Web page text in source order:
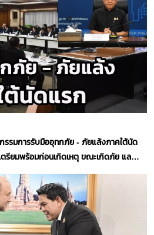
รมการรับมืออุทกภัย - ภัยแล้งภาคใต้นัด
รียมพร้อมก่อนเกิดเหตุ ขณะเกิดภัย และ